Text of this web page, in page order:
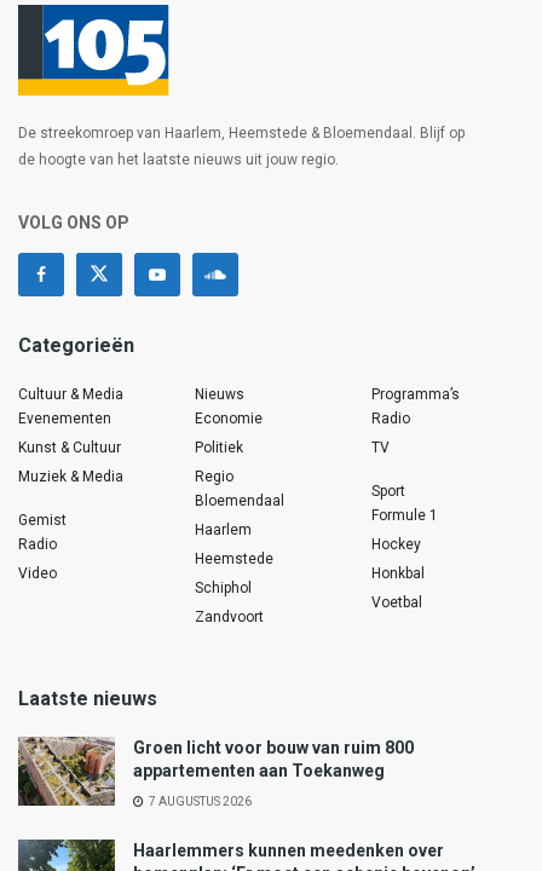
De streekomroep van Haarlem, Heemstede & Bloemendaal. Blijf op
de hoogte van het laatste nieuws uit jouw regio.
VOLG ONS OP
Categorieën
Cultuur & Media
Evenementen
Kunst & Cultuur
Muziek & Media
Gemist
Radio
Video
Nieuws
Economie
Politiek
Regio
Bloemendaal
Haarlem
Heemstede
Schiphol
Zandvoort
Programma’s
Radio
TV
Sport
Formule 1
Hockey
Honkbal
Voetbal
Laatste nieuws
Groen licht voor bouw van ruim 800
appartementen aan Toekanweg
7 AUGUSTUS 2026
Haarlemmers kunnen meedenken over